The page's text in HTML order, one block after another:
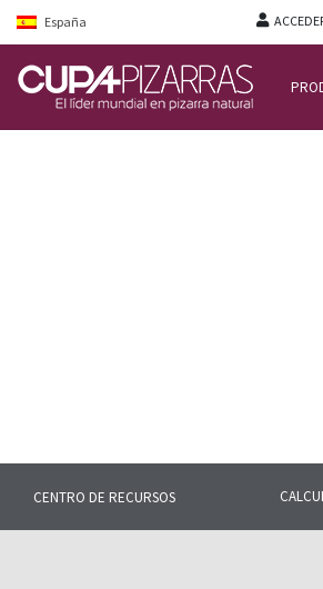
España
Descubre algunos
CENTRO DE RECURSOS